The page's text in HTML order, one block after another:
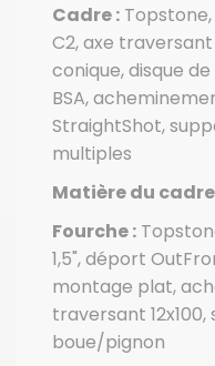
Cadre :
C2, axe
conique, disque
BSA,
StraightShot,
multiples
Matière du
Fourche :
1,5", déport
montage plat,
traversant
boue/pignon